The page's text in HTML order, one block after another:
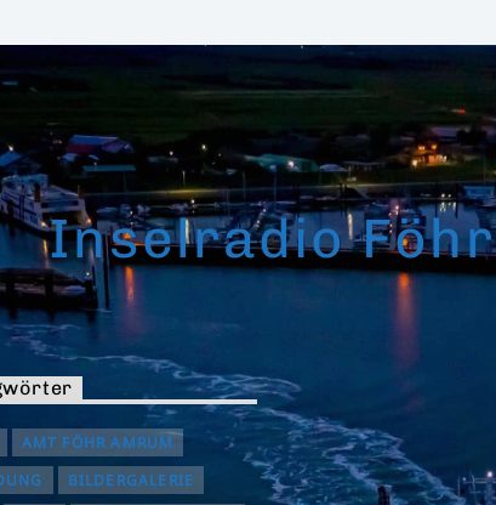
Inselradio Föhr
AMT FÖHR AMRUM
BILDERGALERIE